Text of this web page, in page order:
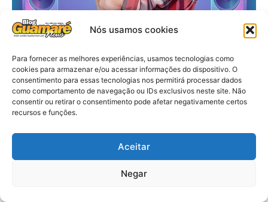
Nós usamos cookies
Para fornecer as melhores experiências, usamos tecnologias como
cookies para armazenar e/ou acessar informações do dispositivo. O
consentimento para essas tecnologias nos permitirá processar dados
como comportamento de navegação ou IDs exclusivos neste site. Não
consentir ou retirar o consentimento pode afetar negativamente certos
recursos e funções.
Aceitar
Negar